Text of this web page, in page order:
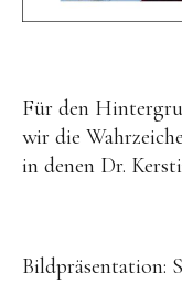
Für den
wir die
in denen Dr.
Bildpräsentation: